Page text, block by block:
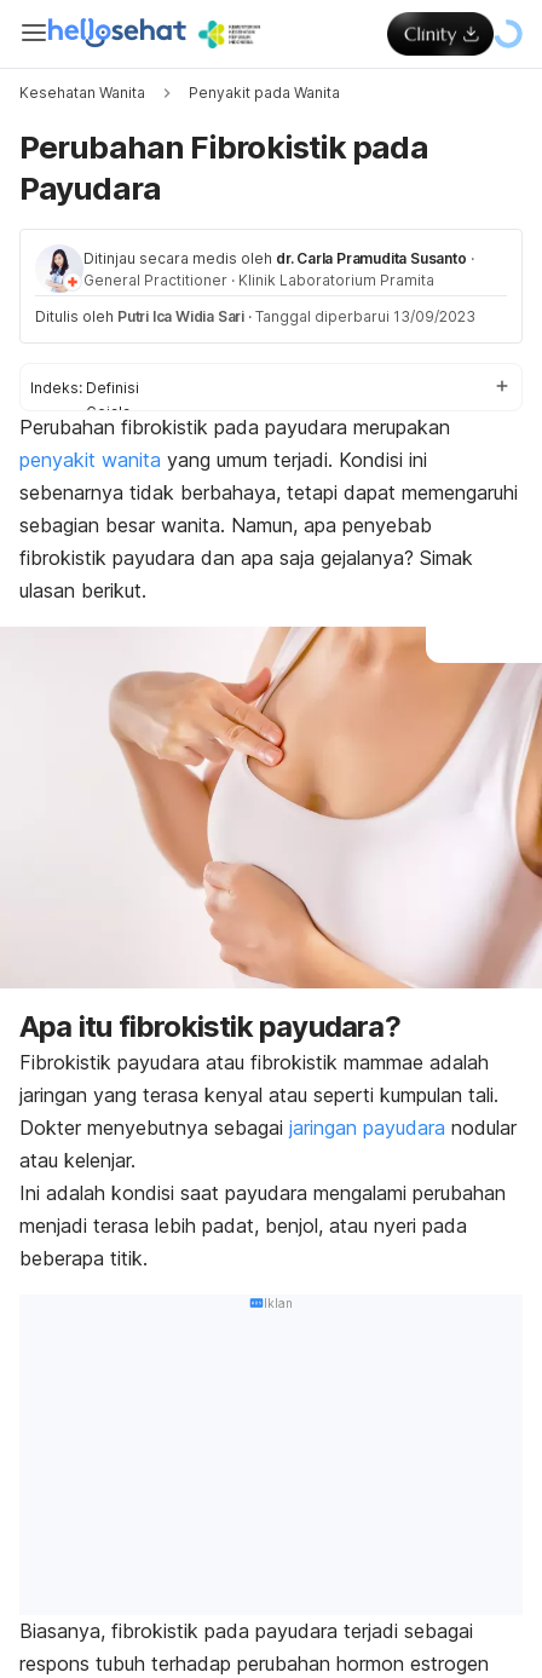
Kesehatan Wanita Penyakit pada Wanita
Perubahan Fibrokistik pada
Payudara
Ditinjau secara medis oleh dr. Carla Pramudita Susanto ·
General Practitioner · Klinik Laboratorium Pramita
Ditulis oleh Putri Ica Widia Sari · Tanggal diperbarui 13/09/2023
Indeks: Definisi
Gejala
Penyebab
Diagnosis
Pengobatan
Pengobatan di rumah
Perubahan fibrokistik pada payudara merupakan
penyakit wanita yang umum terjadi. Kondisi ini
sebenarnya tidak berbahaya, tetapi dapat memengaruhi
sebagian besar wanita. Namun, apa penyebab
fibrokistik payudara dan apa saja gejalanya? Simak
ulasan berikut.
Apa itu fibrokistik payudara?
Fibrokistik payudara atau fibrokistik mammae adalah
jaringan yang terasa kenyal atau seperti kumpulan tali.
Dokter menyebutnya sebagai jaringan payudara nodular
atau kelenjar.
Ini adalah kondisi saat payudara mengalami perubahan
menjadi terasa lebih padat, benjol, atau nyeri pada
beberapa titik.
Iklan
Biasanya, fibrokistik pada payudara terjadi sebagai
respons tubuh terhadap perubahan hormon estrogen